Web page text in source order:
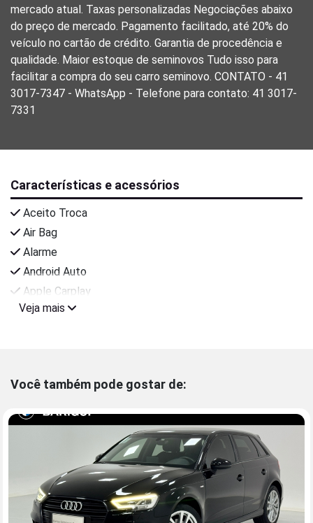
mercado atual. Taxas personalizadas Negociações abaixo
do preço de mercado. Pagamento facilitado, até 20% do
veículo no cartão de crédito. Garantia de procedência e
qualidade. Maior estoque de seminovos Tudo isso para
facilitar a compra do seu carro seminovo. CONTATO - 41
3017-7347 - WhatsApp - Telefone para contato: 41 3017-
7331
Características e acessórios
Aceito Troca
Air Bag
Alarme
Android Auto
Apple Carplay
Veja mais
Você também pode gostar de: